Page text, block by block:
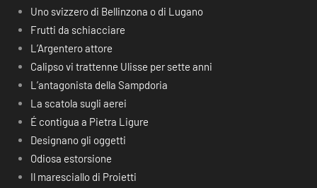
Uno svizzero di Bellinzona o di Lugano
Frutti da schiacciare
L’Argentero attore
Calipso vi trattenne Ulisse per sette anni
L’antagonista della Sampdoria
La scatola sugli aerei
É contigua a Pietra Ligure
Designano gli oggetti
Odiosa estorsione
Il maresciallo di Proietti